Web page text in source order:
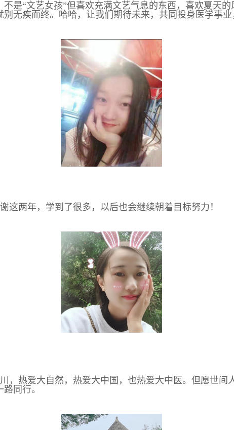
是“文艺女孩”但喜欢充满文艺气息的东西，喜欢夏天的
无疾而终。哈哈，让我们期待未来，共同投身医学事业
这两年，学到了很多，以后也会继续朝着目标努力！
，热爱大自然，热爱大中国，也热爱大中医。但愿世
同行。